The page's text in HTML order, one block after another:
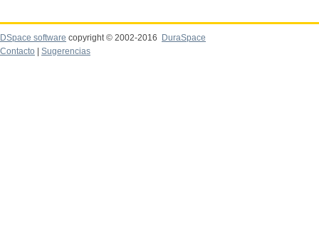
DSpace software copyright © 2002-2016
DuraSpace
Contacto
Sugerencias